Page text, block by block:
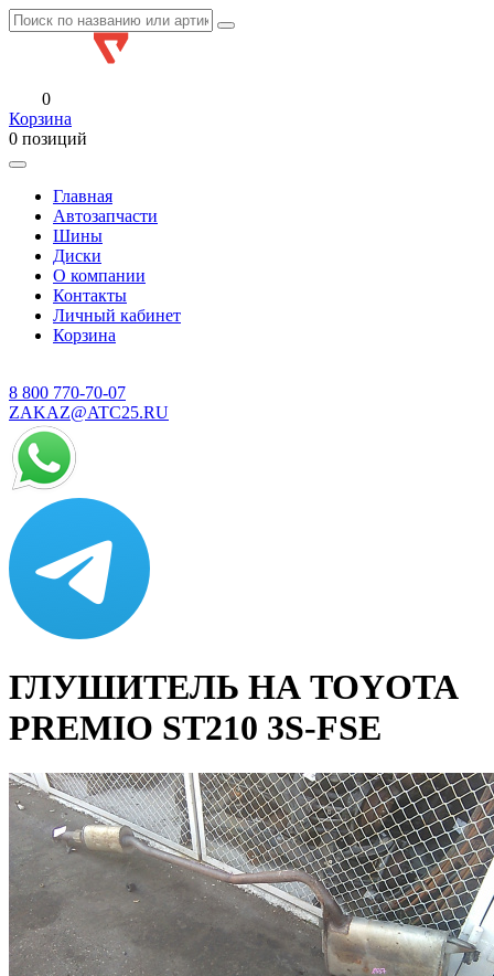
0
Корзина
0 позиций
Главная
Автозапчасти
Шины
Диски
О компании
Контакты
Личный кабинет
Корзина
8 800 770-70-07
ZAKAZ@ATC25.RU
ГЛУШИТЕЛЬ НА TOYOTA
PREMIO ST210 3S-FSE